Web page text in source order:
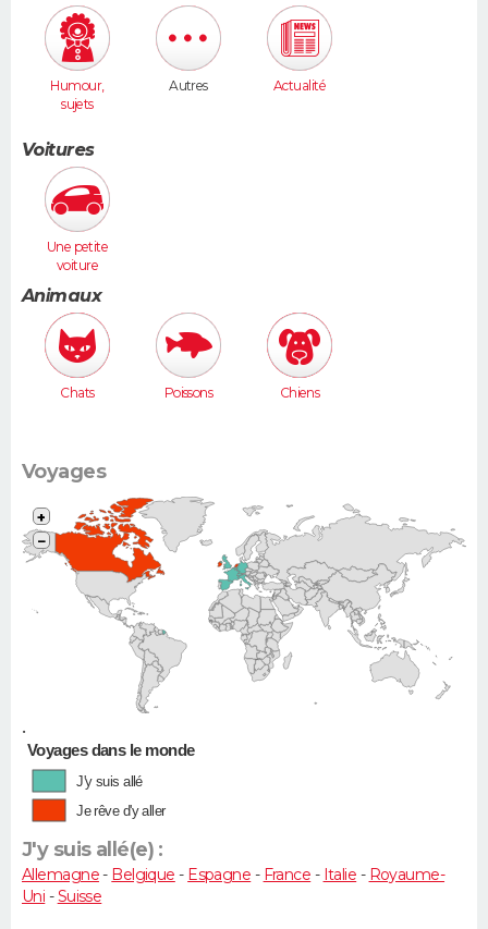
Humour,
sujets
Autres Actualité
Voitures
Une petite
voiture
Clio, 206...)
Animaux
Chats Poissons Chiens
Voyages
•
+
−
Voyages dans le monde
J'y suis allé
Je rêve d'y aller
J'y suis allé(e) :
Allemagne- Belgique - Espagne - France - Italie - Royaume-
Uni -Suisse